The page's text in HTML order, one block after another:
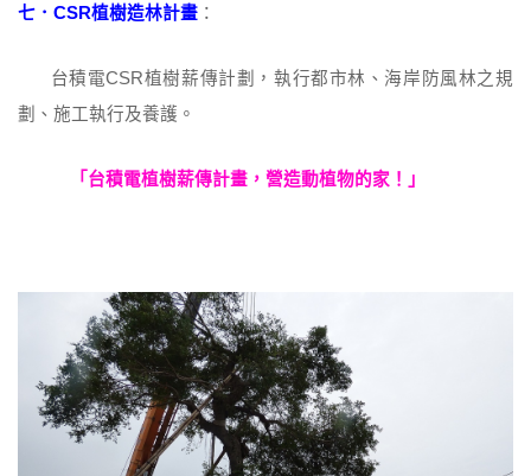
七．CSR植樹造林計畫 ：
台積電CSR植樹薪傳計劃，執行都市林、海岸防風林之規
劃、施工執行及養護。
「台積電植樹薪傳計畫，營造動植物的家！」